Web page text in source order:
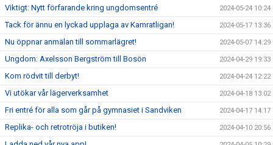
Viktigt: Nytt förfarande kring ungdomsentré 2024-05-24 10:24
Tack för ännu en lyckad upplaga av Kamratligan! 2024-05-17 13:36
Nu öppnar anmälan till sommarlägret! 2024-05-07 14:29
Ungdom: Axelsson Bergström till Bosön 2024-04-29 19:33
Kom rödvit till derbyt! 2024-04-24 12:22
Vi utökar vår lägerverksamhet 2024-04-18 13:02
Fri entré för alla som går på gymnasiet i Sandviken 2024-04-17 14:17
Replika- och retrotröja i butiken! 2024-04-10 20:56